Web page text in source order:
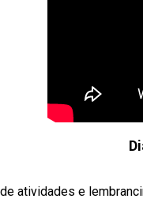
atividades e